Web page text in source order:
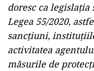
doresc ca
Legea 55/2020,
sancţiuni,
activitatea
măsurile de